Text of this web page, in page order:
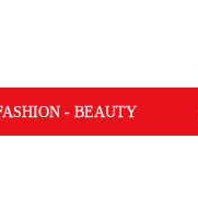
- BEAUTY